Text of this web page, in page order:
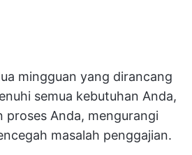
mingguan yang dirancang
semua kebutuhan Anda,
proses Anda, mengurangi
masalah penggajian.